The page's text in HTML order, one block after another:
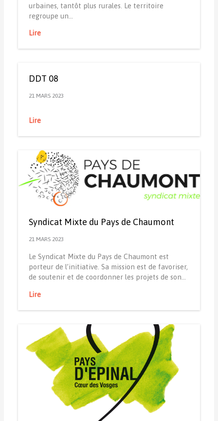
urbaines, tantôt plus rurales. Le territoire
regroupe un…
Lire
DDT 08
21 MARS 2023
Lire
Syndicat Mixte du Pays de Chaumont
21 MARS 2023
Le Syndicat Mixte du Pays de Chaumont est
porteur de l’initiative. Sa mission est de favoriser,
de soutenir et de coordonner les projets de son…
Lire